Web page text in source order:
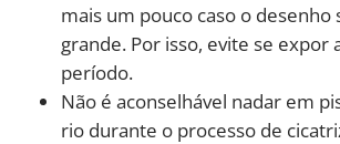
mais um pouco caso o desenho
grande. Por isso, evite se expor
período.
Não é aconselhável nadar em
rio durante o processo de